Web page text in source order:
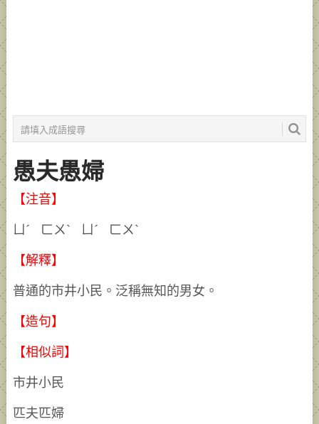
愚夫愚婦
【注音】
ㄩˊ ㄈㄨˋ ㄩˊ ㄈㄨˋ
【解釋】
普通的市井小民。泛稱無知的男女。
【造句】
【相似詞】
市井小民
匹夫匹婦